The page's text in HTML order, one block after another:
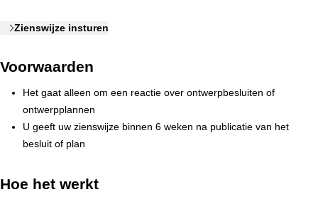
Zienswijze insturen
Voorwaarden
Het gaat alleen om een reactie over ontwerpbesluiten of
ontwerpplannen
U geeft uw zienswijze binnen 6 weken na publicatie van het
besluit of plan
Hoe het werkt